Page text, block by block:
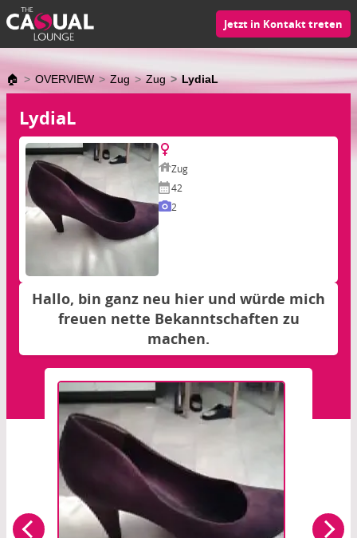
Jetzt in Kontakt treten
🏠 OVERVIEW Zug Zug LydiaL
LydiaL
Zug
42
2
Hallo, bin ganz neu hier und würde mich
freuen nette Bekanntschaften zu
machen.